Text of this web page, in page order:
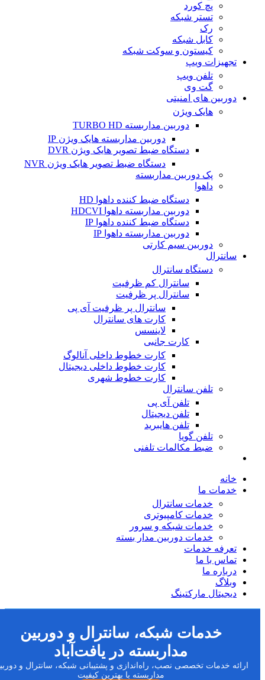
پچ کورد
تستر شبکه
رک
کابل شبکه
کیستون و سوکت شبکه
تجهیزات ویپ
تلفن ویپ
گت وی
دوربین های امنیتی
هایک ویژن
دوربین مداربسته TURBO HD
دوربین مداربسته هایک ویژن IP
دستگاه ضبط تصویر هایک ویژن DVR
دستگاه ضبط تصویر هایک ویژن NVR
پک دوربین مداربسته
داهوا
دستگاه ضبط کننده داهوا HD
دوربین مداربسته داهوا HDCVI
دستگاه ضبط کننده داهوا IP
دوربین مداربسته داهوا IP
دوربین سیم کارتی
سانترال
دستگاه سانترال
سانترال کم ظرفیت
سانترال پر ظرفیت
سانترال پر ظرفیت آی پی
کارت های سانترال
لاینسس
کارت جانبی
کارت خطوط داخلی آنالوگ
کارت خطوط داخلی دیجیتال
کارت خطوط شهری
تلفن سانترال
تلفن آی پی
تلفن دیجیتال
تلفن هایبرید
تلفن گویا
ضبط مکالمات تلفنی
خانه
خدمات ما
خدمات سانترال
خدمات کامپیوتری
خدمات شبکه و سرور
خدمات دوربین مدار بسته
تعرفه خدمات
تماس با ما
درباره ما
وبلاگ
دیجیتال مارکتینگ
خدمات شبکه، سانترال و دوربین
مداربسته در یافت‌آباد
خدمات تخصصی نصب، راه‌اندازی و پشتیبانی شبکه، سانترال و دوربین
مداربسته با بهترین کیفیت